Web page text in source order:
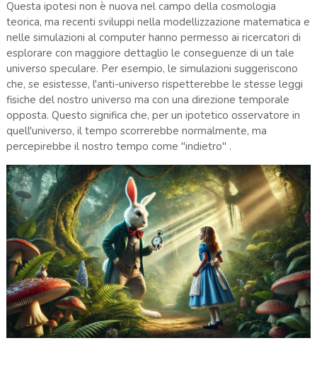
Questa ipotesi non è nuova nel campo della cosmologia
teorica, ma recenti sviluppi nella modellizzazione matematica e
nelle simulazioni al computer hanno permesso ai ricercatori di
esplorare con maggiore dettaglio le conseguenze di un tale
universo speculare. Per esempio, le simulazioni suggeriscono
che, se esistesse, l'anti-universo rispetterebbe le stesse leggi
fisiche del nostro universo ma con una direzione temporale
opposta. Questo significa che, per un ipotetico osservatore in
quell'universo, il tempo scorrerebbe normalmente, ma
percepirebbe il nostro tempo come "indietro"​ .